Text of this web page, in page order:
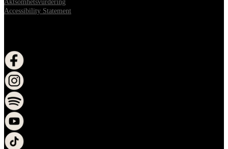
Aktsomhetsvurdering
Accessibility Statement
åpne i nytt vindu
åpne i nytt vindu
åpne i nytt vindu
åpne i nytt vindu
åpne i nytt vindu